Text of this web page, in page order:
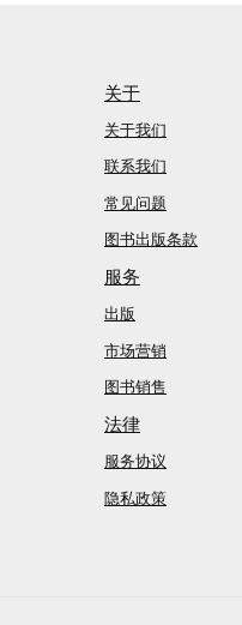
关于
关于我们
联系我们
常见问题
图书出版条款
服务
出版
市场营销
图书销售
法律
服务协议
隐私政策